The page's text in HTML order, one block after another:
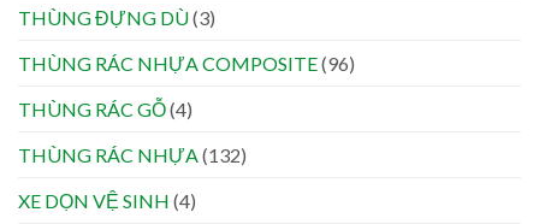
THÙNG ĐỰNG DÙ(3)
THÙNG RÁC NHỰA COMPOSITE(96)
THÙNG RÁC GỖ(4)
THÙNG RÁC NHỰA(132)
XE DỌN VỆ SINH (4)